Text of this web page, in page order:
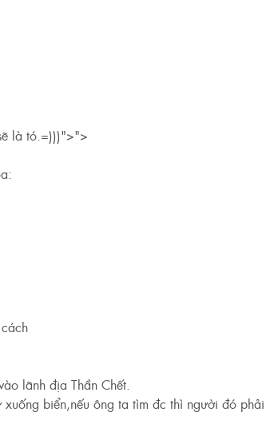
là tó.=)))">">
lãnh địa Thần Chết.
biển,nếu ông ta tìm đc thì người đó